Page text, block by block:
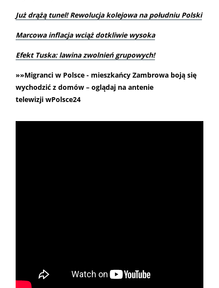
Już drążą tunel! Rewolucja kolejowa na południu Polski
Marcowa inflacja wciąż dotkliwie wysoka
Efekt Tuska: lawina zwolnień grupowych!
»»Migranci w Polsce - mieszkańcy Zambrowa boją się
wychodzić z domów – oglądaj na antenie
telewizji wPolsce24